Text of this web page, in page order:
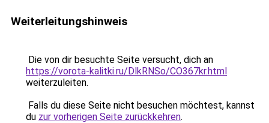
Weiterleitungshinweis
Die von dir besuchte Seite versucht, dich an
https://vorota-kalitki.ru/DlkRNSo/CO367kr.html
weiterzuleiten.
Falls du diese Seite nicht besuchen möchtest, kannst
du zur vorherigen Seite zurückkehren.